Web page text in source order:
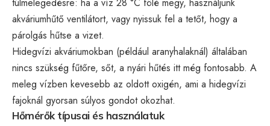
akváriumhűtő ventilátort, vagy nyissuk fel a tetőt, hogy a
párolgás hűtse a vizet.
Hidegvízi akváriumokban (például aranyhalaknál) általában
nincs szükség fűtőre, sőt, a nyári hűtés itt még fontosabb. A
meleg vízben kevesebb az oldott oxigén, ami a hidegvízi
fajoknál gyorsan súlyos gondot okozhat.
Hőmérők típusai és használatuk